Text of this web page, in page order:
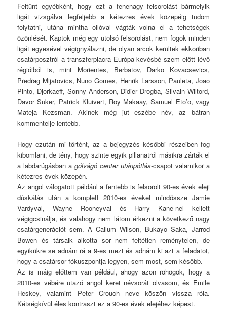
Feltűnt egyébként, hogy ezt a fenenagy felsorolást bármelyik
ligát vizsgálva legfeljebb a kétezres évek közepéig tudom
folytatni, utána mintha ollóval vágták volna el a tehetségek
özönlését. Kaptok még egy utolsó felsorolást, nem fogok minden
ligát egyesével végignyálazni, de olyan arcok kerültek ekkoriban
csatárposztról a transzferpiacra Európa kevésbé szem előtt lévő
régióiból is, mint Morientes, Berbatov, Darko Kovacsevics,
Predrag Mijatovics, Nuno Gomes, Henrik Larsson, Pauleta, Joao
Pinto, Djorkaeff, Sonny Anderson, Didier Drogba, Silvain Wiltord,
Davor Suker, Patrick Kluivert, Roy Makaay, Samuel Eto’o, vagy
Mateja Kezsman. Akinek még jut eszébe név, az bátran
kommentelje lentebb.
Hogy ezután mi történt, az a bejegyzés későbbi részeiben fog
kibomlani, de tény, hogy szinte egyik pillanatról másikra zárták el
a labdarúgásban agólvágó center utánpótlás-csapot valamikor a
kétezres évek közepén.
Az angol válogatott például a fentebb is felsorolt 90-es évek eleji
dúskálás után a komplett 2010-es éveket mindössze Jamie
Vardyval, Wayne Rooneyval és Harry Kane-nel kellett
végigcsinálja, és valahogy nem látom érkezni a következő nagy
csatárgenerációt sem. A Callum Wilson, Bukayo Saka, Jarrod
Bowen és társaik alkotta sor nem feltétlen reménytelen, de
egyikükre se adnám rá a 9-es mezt és adnám ki azt a feladatot,
hogy a csatársor fókuszpontja legyen, sem most, sem később.
Az is máig előttem van például, ahogy azon röhögök, hogy a
2010-es vébére utazó angol keret névsorát olvasom, és Emile
Heskey, valamint Peter Crouch neve köszön vissza róla.
Kétségkívül éles kontraszt ez a 90-es évek elejéhez képest.